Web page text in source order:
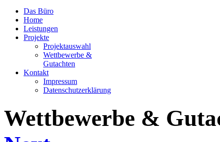
Das Büro
Home
Leistungen
Projekte
Projektauswahl
Wettbewerbe &
Gutachten
Kontakt
Impressum
Datenschutzerklärung
Wettbewerbe &